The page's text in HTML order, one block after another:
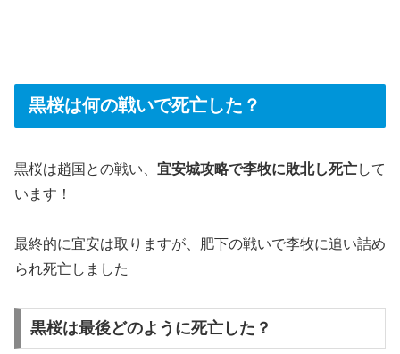
黒桜は何の戦いで死亡した？
黒桜は趙国との戦い、 宜安城攻略で李牧に敗北し死亡して
います！
最終的に宜安は取りますが、肥下の戦いで李牧に追い詰め
られ死亡しました
黒桜は最後どのように死亡した？